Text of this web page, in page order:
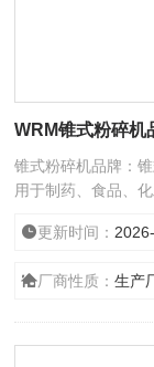
​WRM锥式粉碎机
锥式粉碎机品牌：
用于制药、食品、
和高速的转子可达
更新时间：
厂商性质：生产